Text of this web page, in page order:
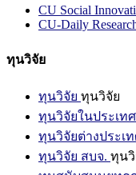
CU Social
CU-Daily
ทุนวิจัย
ทุนวิจัย ทุนวิจัย
ทุนวิจัยในประเทศ
ทุนวิจัยต่างประเ
ทุนวิจัย สบจ. ทุนวิ